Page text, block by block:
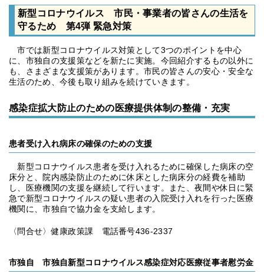
新型コロナウイルス 市民・事業者の皆さんの生活を
守るため 第4弾 緊急対策
市では新型コロナウイルス対策として3つのポイントを中心
に、市独自の支援策などを新たに実施。今回紹介するもの以外に
も、さまざまな支援策があります。市民の皆さんの安心・安全な
生活のため、今後も取り組みを続けていきます。
感染症拡大防止のための医療提供体制の整備・充実
患者受け入れ病床の確保のための支援
新型コロナウイルス患者を受け入れるために確保した病床の空
床分と、院内感染防止のために休床とした病床分の経費を補助
し、医療機関の支援を継続して行います。また、夜間や休日に緊
急で新型コロナウイルスの疑い患者の入院受け入れを行った医療
機関に、市独自で協力金を支給します。
〈問合せ〉健康政策課 電話番号436-2337
市独自 市独自新型コロナウイルス感染症対応医療従事者慰労金